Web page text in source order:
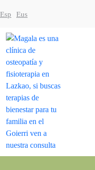
Esp Eus
OSTEOPATÍA
Osteopatía
para
bebés
y
niños
Osteopatía
para
embarazadas
Osteopatía